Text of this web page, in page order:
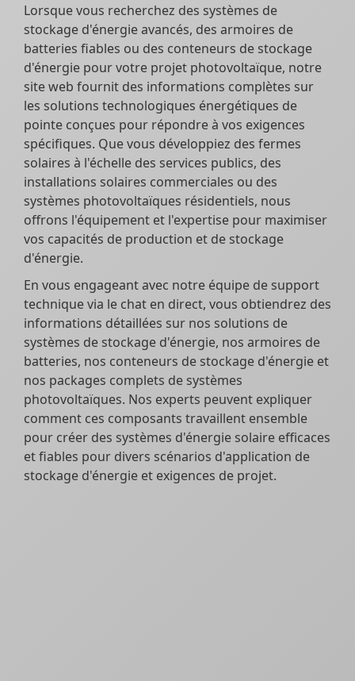
Lorsque vous recherchez des systèmes de
stockage d'énergie avancés, des armoires de
batteries fiables ou des conteneurs de stockage
d'énergie pour votre projet photovoltaïque, notre
site web fournit des informations complètes sur
les solutions technologiques énergétiques de
pointe conçues pour répondre à vos exigences
spécifiques. Que vous développiez des fermes
solaires à l'échelle des services publics, des
installations solaires commerciales ou des
systèmes photovoltaïques résidentiels, nous
offrons l'équipement et l'expertise pour maximiser
vos capacités de production et de stockage
d'énergie.
En vous engageant avec notre équipe de support
technique via le chat en direct, vous obtiendrez des
informations détaillées sur nos solutions de
systèmes de stockage d'énergie, nos armoires de
batteries, nos conteneurs de stockage d'énergie et
nos packages complets de systèmes
photovoltaïques. Nos experts peuvent expliquer
comment ces composants travaillent ensemble
pour créer des systèmes d'énergie solaire efficaces
et fiables pour divers scénarios d'application de
stockage d'énergie et exigences de projet.